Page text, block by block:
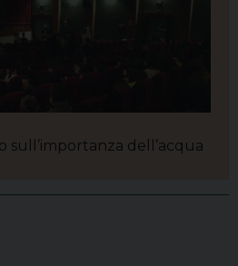
sull’importanza dell’acqua